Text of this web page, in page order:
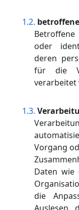
oder
deren
für die
verarbeitet
Vorgang
Daten wie
die